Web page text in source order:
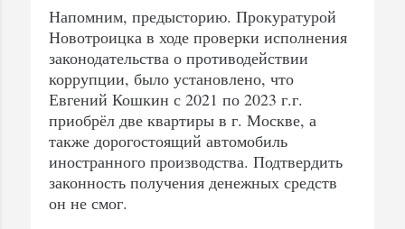
Напомним, предысторию. Прокуратурой
Новотроицка в ходе проверки исполнения
законодательства о противодействии
коррупции, было установлено, что
Евгений Кошкин с 2021 по 2023 г.г.
приобрёл две квартиры в г. Москве, а
также дорогостоящий автомобиль
иностранного производства. Подтвердить
законность получения денежных средств
он не смог.